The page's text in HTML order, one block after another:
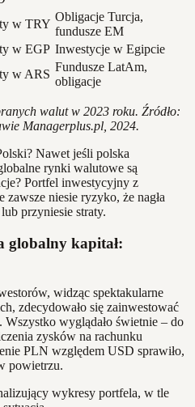
w TRY
Obligacje Turcja,
fundusze EM
w EGP Inwestycje w Egipcie
w ARS
Fundusze LatAm,
obligacje
walut w 2023 roku. Źródło:
Managerplus.pl, 2024.
Nawet jeśli polska
rynki walutowe są
Portfel inwestycyjny z
niesie ryzyko, że nagła
przyniesie straty.
globalny kapitał:
widząc spektakularne
zdecydowało się zainwestować
wyglądało świetnie – do
zysków na rachunku
PLN względem USD sprawiło,
powietrzu.